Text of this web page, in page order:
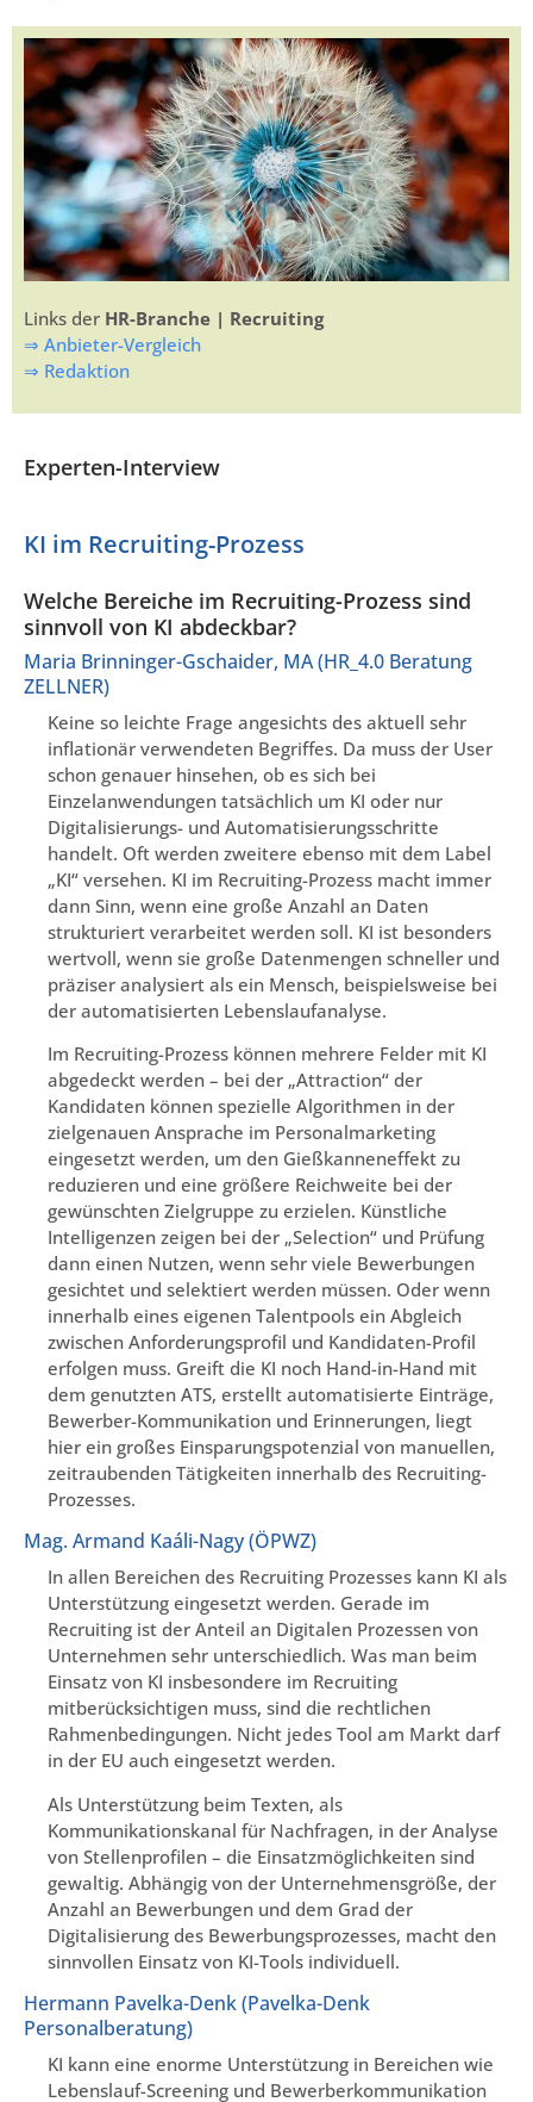
Links der HR-Branche | Recruiting
⇒ Anbieter-Vergleich
⇒ Redaktion
Experten-Interview
KI im Recruiting-Prozess
Welche Bereiche im Recruiting-Prozess sind
sinnvoll von KI abdeckbar?
Maria Brinninger-Gschaider, MA (HR_4.0 Beratung
ZELLNER)
Keine so leichte Frage angesichts des aktuell sehr
inflationär verwendeten Begriffes. Da muss der User
schon genauer hinsehen, ob es sich bei
Einzelanwendungen tatsächlich um KI oder nur
Digitalisierungs- und Automatisierungsschritte
handelt. Oft werden zweitere ebenso mit dem Label
„KI“ versehen. KI im Recruiting-Prozess macht immer
dann Sinn, wenn eine große Anzahl an Daten
strukturiert verarbeitet werden soll. KI ist besonders
wertvoll, wenn sie große Datenmengen schneller und
präziser analysiert als ein Mensch, beispielsweise bei
der automatisierten Lebenslaufanalyse.
Im Recruiting-Prozess können mehrere Felder mit KI
abgedeckt werden – bei der „Attraction“ der
Kandidaten können spezielle Algorithmen in der
zielgenauen Ansprache im Personalmarketing
eingesetzt werden, um den Gießkanneneffekt zu
reduzieren und eine größere Reichweite bei der
gewünschten Zielgruppe zu erzielen. Künstliche
Intelligenzen zeigen bei der „Selection“ und Prüfung
dann einen Nutzen, wenn sehr viele Bewerbungen
gesichtet und selektiert werden müssen. Oder wenn
innerhalb eines eigenen Talentpools ein Abgleich
zwischen Anforderungsprofil und Kandidaten-Profil
erfolgen muss. Greift die KI noch Hand-in-Hand mit
dem genutzten ATS, erstellt automatisierte Einträge,
Bewerber-Kommunikation und Erinnerungen, liegt
hier ein großes Einsparungspotenzial von manuellen,
zeitraubenden Tätigkeiten innerhalb des Recruiting-
Prozesses.
Mag. Armand Kaáli-Nagy (ÖPWZ)
In allen Bereichen des Recruiting Prozesses kann KI als
Unterstützung eingesetzt werden. Gerade im
Recruiting ist der Anteil an Digitalen Prozessen von
Unternehmen sehr unterschiedlich. Was man beim
Einsatz von KI insbesondere im Recruiting
mitberücksichtigen muss, sind die rechtlichen
Rahmenbedingungen. Nicht jedes Tool am Markt darf
in der EU auch eingesetzt werden.
Als Unterstützung beim Texten, als
Kommunikationskanal für Nachfragen, in der Analyse
von Stellenprofilen – die Einsatzmöglichkeiten sind
gewaltig. Abhängig von der Unternehmensgröße, der
Anzahl an Bewerbungen und dem Grad der
Digitalisierung des Bewerbungsprozesses, macht den
sinnvollen Einsatz von KI-Tools individuell.
Hermann Pavelka-Denk (Pavelka-Denk
Personalberatung)
KI kann eine enorme Unterstützung in Bereichen wie
Lebenslauf-Screening und Bewerberkommunikation